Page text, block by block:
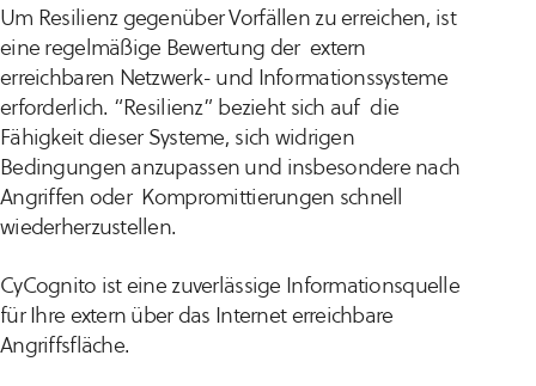
Um Resilienz gegenüber Vorfällen zu erreichen, ist
eine regelmäßige Bewertung der extern
erreichbaren Netzwerk- und Informationssysteme
erforderlich. “Resilienz” bezieht sich auf die
Fähigkeit dieser Systeme, sich widrigen
Bedingungen anzupassen und insbesondere nach
Angriffen oder Kompromittierungen schnell
wiederherzustellen.
CyCognito ist eine zuverlässige Informationsquelle
für Ihre extern über das Internet erreichbare
Angriffsfläche.